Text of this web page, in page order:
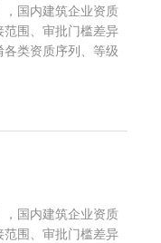
国内建筑企业资质
围、审批门槛差异
类资质序列、等级
国内建筑企业资质
围、审批门槛差异